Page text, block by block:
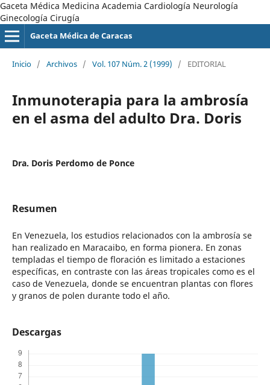
Gaceta Médica Medicina Academia Cardiología Neurología
Ginecología Cirugía
Gaceta Médica de Caracas
Inicio / Archivos / Vol. 107 Núm. 2 (1999) / EDITORIAL
Inmunoterapia para la ambrosía
en el asma del adulto Dra. Doris
Dra. Doris Perdomo de Ponce
Resumen
En Venezuela, los estudios relacionados con la ambrosía se
han realizado en Maracaibo, en forma pionera. En zonas
templadas el tiempo de floración es limitado a estaciones
específicas, en contraste con las áreas tropicales como es el
caso de Venezuela, donde se encuentran plantas con flores
y granos de polen durante todo el año.
Descargas